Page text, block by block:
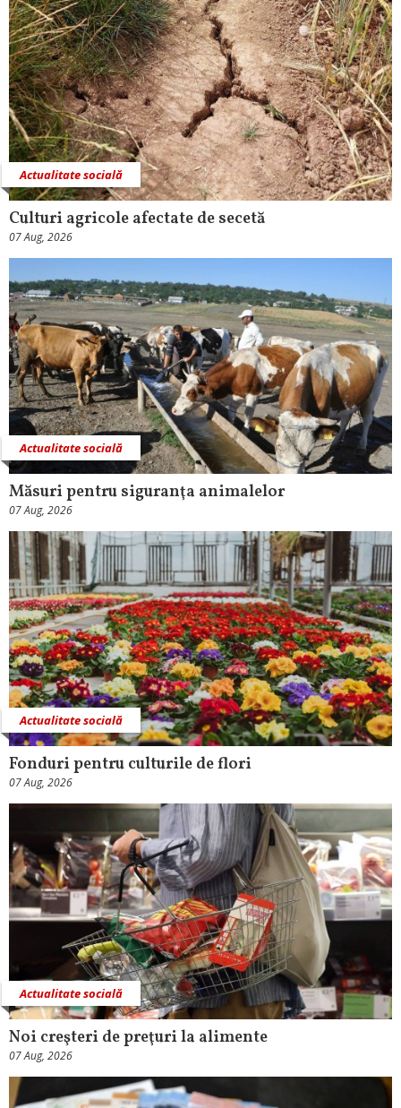
Actualitate socială
Culturi agricole afectate de secetă
07 Aug, 2026
Actualitate socială
Măsuri pentru siguranţa animalelor
07 Aug, 2026
Actualitate socială
Fonduri pentru culturile de flori
07 Aug, 2026
Actualitate socială
Noi creşteri de preţuri la alimente
07 Aug, 2026